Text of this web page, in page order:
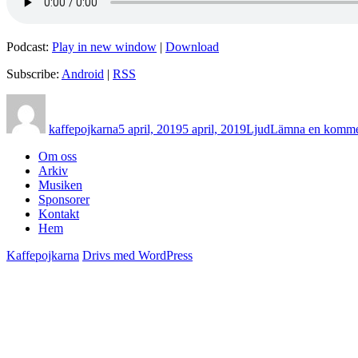
Podcast: Play in new window | Download
Subscribe: Android | RSS
kaffepojkarna5 april, 20195 april, 2019LjudLämna en
Om oss
Arkiv
Musiken
Sponsorer
Kontakt
Hem
Kaffepojkarna Drivs med WordPress